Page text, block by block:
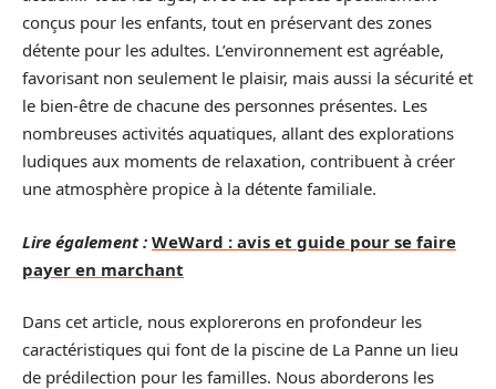
conçus pour les enfants, tout en préservant des zones
détente pour les adultes. L’environnement est agréable,
favorisant non seulement le plaisir, mais aussi la sécurité et
le bien-être de chacune des personnes présentes. Les
nombreuses activités aquatiques, allant des explorations
ludiques aux moments de relaxation, contribuent à créer
une atmosphère propice à la détente familiale.
Lire également : WeWard : avis et guide pour se faire
payer en marchant
Dans cet article, nous explorerons en profondeur les
caractéristiques qui font de la piscine de La Panne un lieu
de prédilection pour les familles. Nous aborderons les